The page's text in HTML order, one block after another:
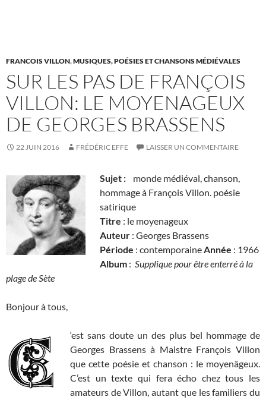
FRANCOIS VILLON,MUSIQUES, POÉSIES ET CHANSONS MÉDIÉVALES
SUR LES PAS DE FRANÇOIS
VILLON: LE MOYENAGEUX
DE GEORGES BRASSENS
22 JUIN 2016 FRÉDÉRIC EFFE LAISSER UN COMMENTAIRE
Sujet :
monde médiéval, chanson,
hommage à François Villon. poésie
satirique
Titre : le moyenageux
Auteur : Georges Brassens
Période : contemporaineAnnée : 1966
Album : Supplique pour être enterré à la
plage de Sète
Bonjour à tous,
‘est sans doute un des plus bel hommage de
Georges Brassens à Maistre François Villon
que cette poésie et chanson : le moyenâgeux.
C’est un texte qui fera écho chez tous les
amateurs de Villon, autant que les familiers du